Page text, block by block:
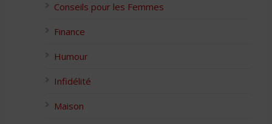
Conseils pour les Femmes
Finance
Humour
Infidélité
Maison